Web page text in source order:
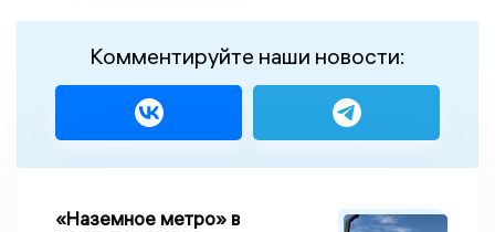
Комментируйте наши новости:
«Наземное метро» в